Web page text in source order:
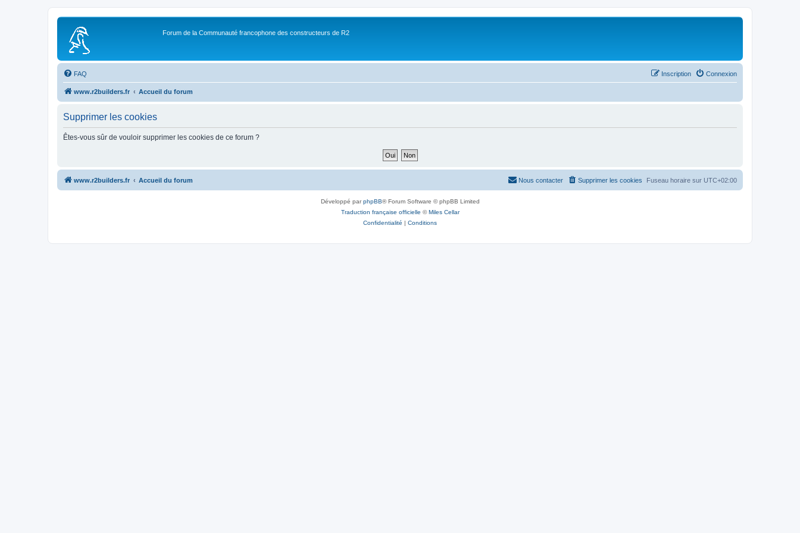
Forum de la Communauté francophone des constructeurs de R2
FAQ Connexion
Inscription
www.r2builders.fr Accueil du forum
Supprimer les cookies
Êtes-vous sûr de vouloir supprimer les cookies de ce forum ?
www.r2builders.fr Accueil du forum Fuseau horaire sur UTC+02:00
Supprimer les cookies
Nous contacter
Développé parphpBB® Forum Software © phpBB Limited
Traduction française officielle ©Miles Cellar
Confidentialité | Conditions